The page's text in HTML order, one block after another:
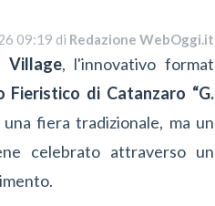
09:19 di Redazione WebOggi.it
Village, l'innovativo format
Fieristico di Catanzaro “G.
fiera tradizionale, ma un
celebrato attraverso un